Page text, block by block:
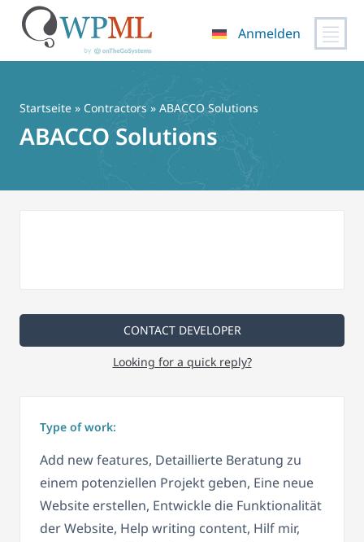
springen
Anmelden
Startseite » Contractors» ABACCO Solutions
ABACCO Solutions
CONTACT DEVELOPER
Looking for a quick reply?
Type of work:
Add new features, Detaillierte Beratung zu
einem potenziellen Projekt geben, Eine neue
Website erstellen, Entwickle die Funktionalität
der Website, Help writing content, Hilf mir,